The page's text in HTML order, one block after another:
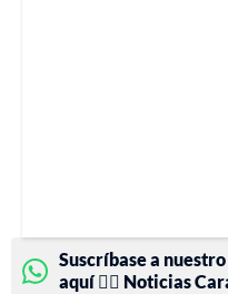
Suscríbase a
aquí 👉🏻 Noticias